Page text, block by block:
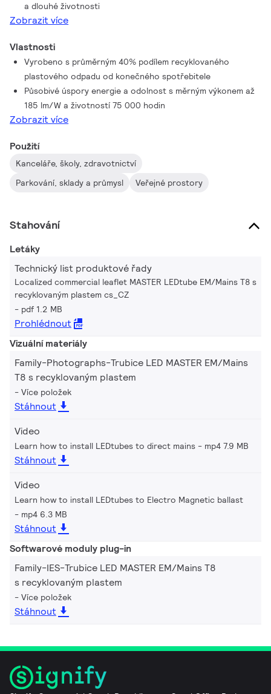
v každodenních podmínkách. Díky nízké spotřebě energie
a mimořádně dlouhé životností poskytují trubice MASTER
jakékoli náročné aplikace.
a dlouhé životnosti
Zobrazit více
Vlastnosti
Vyrobeno s průměrným 40% podílem recyklovaného
plastového odpadu od konečného spotřebitele
Působivé úspory energie a odolnost s měrným výkonem až
185 lm/W a životností 75 000 hodin
Zobrazit více
Použití
Kanceláře, školy, zdravotnictví
Parkování, sklady a průmysl
Veřejné prostory
Stahování
Letáky
Technický list produktové řady
Localized commercial leaflet MASTER LEDtube EM/Mains T8 s
recyklovaným plastem cs_CZ
pdf 1.2 MB
Prohlédnout
Vizuální materiály
Family-Photographs-Trubice LED MASTER EM/Mains
T8 s recyklovaným plastem
Více položek
Stáhnout
Video
Learn how to install LEDtubes to direct mains mp4 7.9 MB
Stáhnout
Video
Learn how to install LEDtubes to Electro Magnetic ballast
mp4 6.3 MB
Stáhnout
Softwarové moduly plug-in
Family-IES-Trubice LED MASTER EM/Mains T8
s recyklovaným plastem
Více položek
Stáhnout